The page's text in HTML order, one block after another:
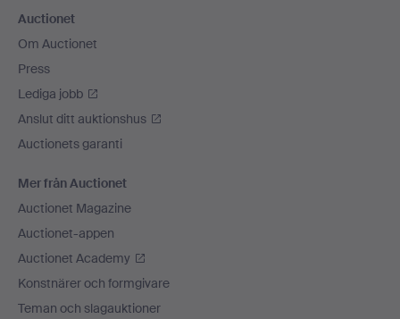
Auctionet
Om Auctionet
Press
Lediga jobb
Anslut ditt auktionshus
Auctionets garanti
Mer från Auctionet
Auctionet Magazine
Auctionet-appen
Auctionet Academy
Konstnärer och formgivare
Teman och slagauktioner